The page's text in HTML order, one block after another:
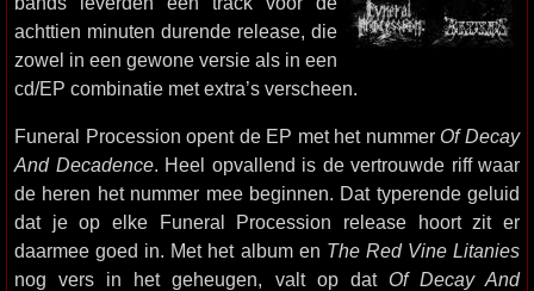
achttien minuten durende release, die
zowel in een gewone versie als in een
cd/EP combinatie met extra’s verscheen.
Funeral Procession opent de EP met het nummer Of Decay
And Decadence. Heel opvallend is de vertrouwde riff waar
de heren het nummer mee beginnen. Dat typerende geluid
dat je op elke Funeral Procession release hoort zit er
daarmee goed in. Met het album en The Red Vine Litanies
nog vers in het geheugen, valt op dat Of Decay And